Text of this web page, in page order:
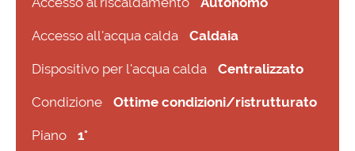
Accesso all'acqua calda Caldaia
Dispositivo per l'acqua calda Centralizzato
Condizione Ottime condizioni/ristrutturato
Piano 1°